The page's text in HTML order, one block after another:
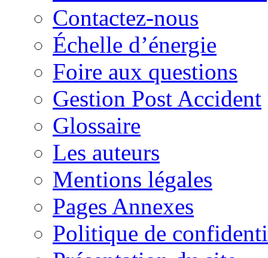
Contactez-nous
Échelle d’énergie
Foire aux questions
Gestion Post Accident
Glossaire
Les auteurs
Mentions légales
Pages Annexes
Politique de